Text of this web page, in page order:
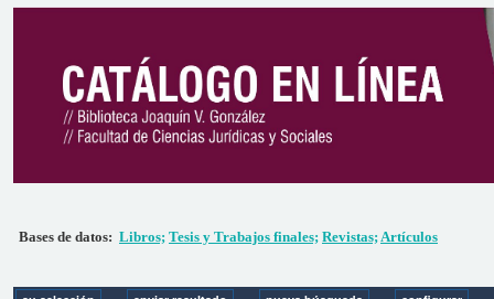
Bases de datos: Libros; Tesis y Trabajos finales; Revistas;Artículos